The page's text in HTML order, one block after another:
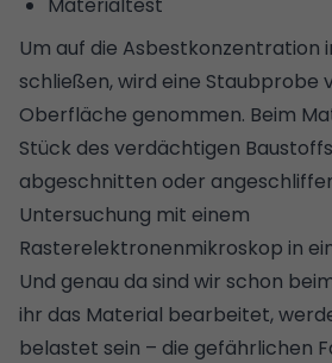
Um auf die Asbestkonzentration
schließen, wird eine Staubprobe
Oberfläche genommen. Beim
Stück des verdächtigen
abgeschnitten oder
Untersuchung mit einem
Rasterelektronenmikroskop in
Und genau da sind wir schon
ihr das Material bearbeitet,
belastet sein – die gefährlichen